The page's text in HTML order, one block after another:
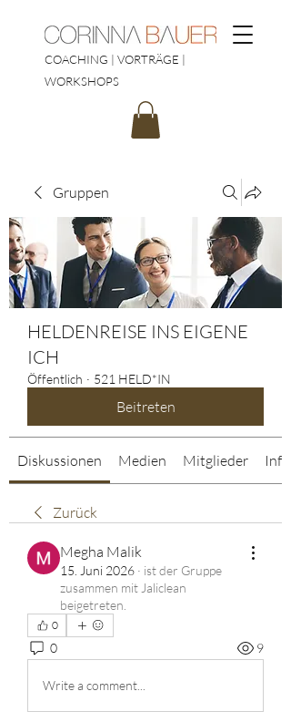
COACHING | VORTRÄGE |
WORKSHOPS
Gruppen
HELDENREISE INS EIGENE
ICH
Öffentlich · 521 HELD*IN
Beitreten
Diskussionen Medien Mitglieder Info
Zurück
Megha Malik
15. Juni 2026 · ist der Gruppe
zusammen mit Jaliclean
beigetreten
0
0 9
Write a comment...